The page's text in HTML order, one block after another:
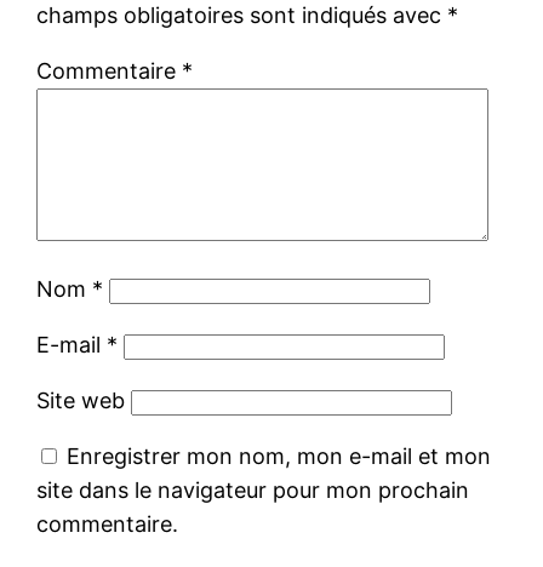
champs obligatoires sont indiqués avec *
Commentaire *
Nom *
E-mail *
Site web
Enregistrer mon nom, mon e-mail et mon
site dans le navigateur pour mon prochain
commentaire.